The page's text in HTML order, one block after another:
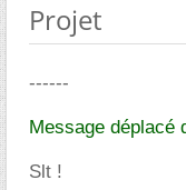
Projet
------
Message déplacé
Slt !